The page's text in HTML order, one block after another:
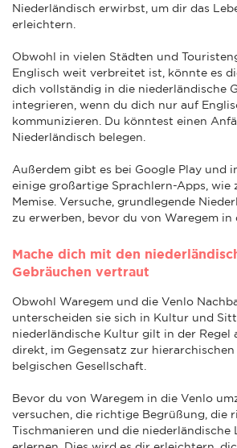
Niederländisch erwirbst, um dir das
erleichtern.
Obwohl in vielen Städten und
Englisch weit verbreitet ist, könnte es
dich vollständig in die niederländische
integrieren, wenn du dich nur auf
kommunizieren. Du könntest einen
Niederländisch belegen.
Außerdem gibt es bei Google Play und
einige großartige Sprachlern-Apps, wie
Memise. Versuche, grundlegende
zu erwerben, bevor du von Waregem in
Mache dich mit den
Gebräuchen vertraut
Obwohl Waregem und die Venlo
unterscheiden sie sich in Kultur und
niederländische Kultur gilt in der Regel
direkt, im Gegensatz zur
belgischen Gesellschaft.
Bevor du von Waregem in die Venlo
versuchen, die richtige Begrüßung, die
Tischmanieren und die niederländische